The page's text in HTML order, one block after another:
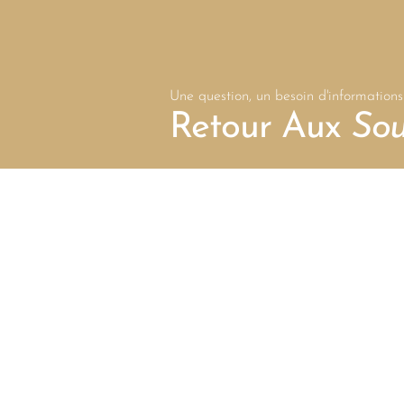
Une question, un besoin
Retour Aux